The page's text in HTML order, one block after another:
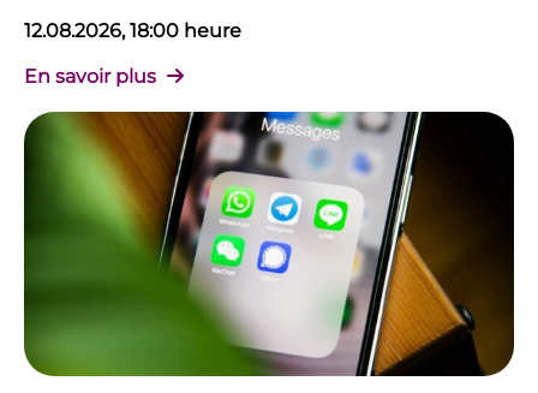
12.08.2026, 18:00 heure
En savoir plus